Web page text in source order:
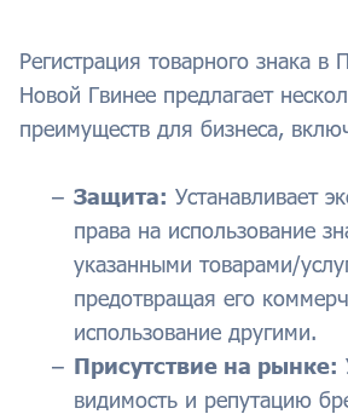
Регистрация товарного знака в
Новой Гвинее предлагает
преимуществ для бизнеса,
Защита: Устанавливает
права на использование
указанными товарами/
предотвращая его
использование другими.
Присутствие на рынке:
видимость и репутацию